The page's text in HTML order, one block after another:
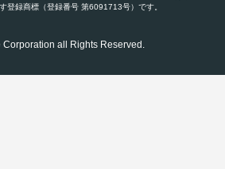
登録商標（登録番号 第6091713号）です。
Corporation all Rights Reserved.